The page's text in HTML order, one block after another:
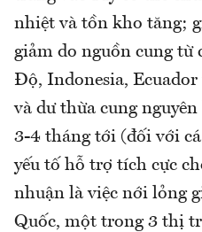
nhiệt và tồn kho tăng;
giảm do nguồn cung từ
Độ, Indonesia,
và dư thừa cung
3-4 tháng tới (đối với
yếu tố hỗ trợ tích cực
nhuận là việc nới lỏng
Quốc, một trong 3 thị